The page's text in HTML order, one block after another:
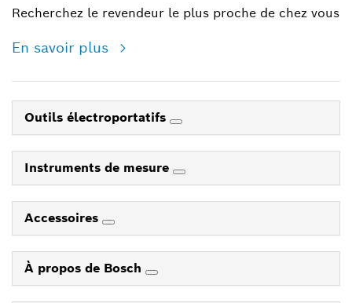
Recherchez le revendeur le plus proche de chez vous
En savoir plus
Outils électroportatifs
Instruments de mesure
Accessoires
À propos de Bosch